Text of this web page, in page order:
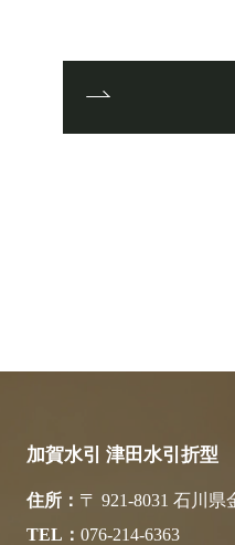
加賀水引 津田水引折型
住所
〒 921-8031 石川県
TEL
076-214-6363